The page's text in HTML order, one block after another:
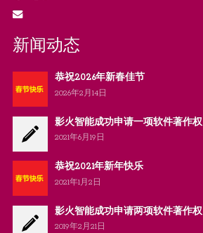
新闻动态
恭祝2026年新春佳节
2026年2月14日
影火智能成功申请一项软件著作权
2021年6月19日
恭祝2021年新年快乐
2021年1月2日
影火智能成功申请两项软件著作权
2019年2月21日